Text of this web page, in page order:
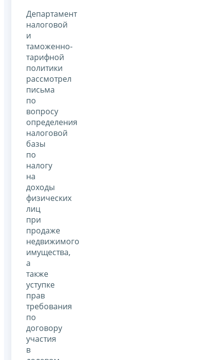
Департамент
налоговой
и
таможенно-
тарифной
политики
рассмотрел
письма
по
вопросу
определения
налоговой
базы
по
налогу
на
доходы
физических
лиц
при
продаже
недвижимого
имущества,
а
также
уступке
прав
требования
по
договору
участия
в